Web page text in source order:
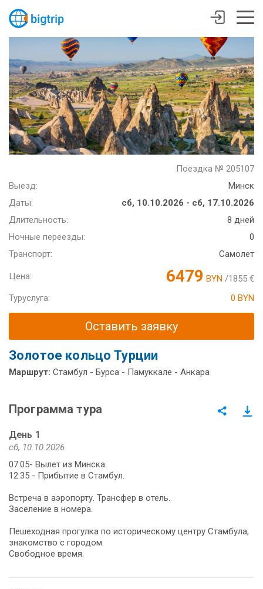
Поездка № 205107
Выезд:
Минск
Даты:
сб, 10.10.2026 - сб, 17.10.2026
Длительность:
8 дней
Ночные переезды:
0
Транспорт:
Самолет
Цена: 6479 BYN /1855 €
Туруслуга:
0 BYN
Оставить заявку
Золотое кольцо Турции
Маршрут: Стамбул - Бурса - Памуккале - Анкара
Программа тура
День 1
сб, 10.10.2026
07:05- Вылет из Минска.
12:35 - Прибытие в Стамбул.
Встреча в аэропорту. Трансфер в отель.
Заселение в номера.
Пешеходная прогулка по историческому центру Стамбула,
знакомство с городом.
Свободное время.